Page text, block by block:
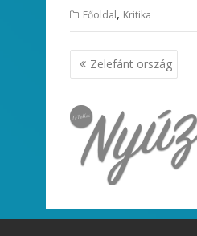
Főoldal, Kritika
Bejegyzés
navigáció
Zelefánt ország